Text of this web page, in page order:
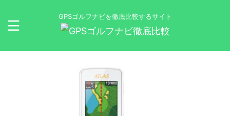
GPSゴルフナビを徹底比較するサイト